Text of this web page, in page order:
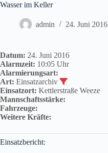
Wasser im Keller
admin 24. Juni 2016
Datum: 24. Juni 2016
Alarmzeit: 10:05 Uhr
Alarmierungsart:
Art: Einsatzarchiv
Einsatzort: Kettlerstraße Weeze
Mannschaftsstärke:
Fahrzeuge:
Weitere Kräfte:
Einsatzbericht: